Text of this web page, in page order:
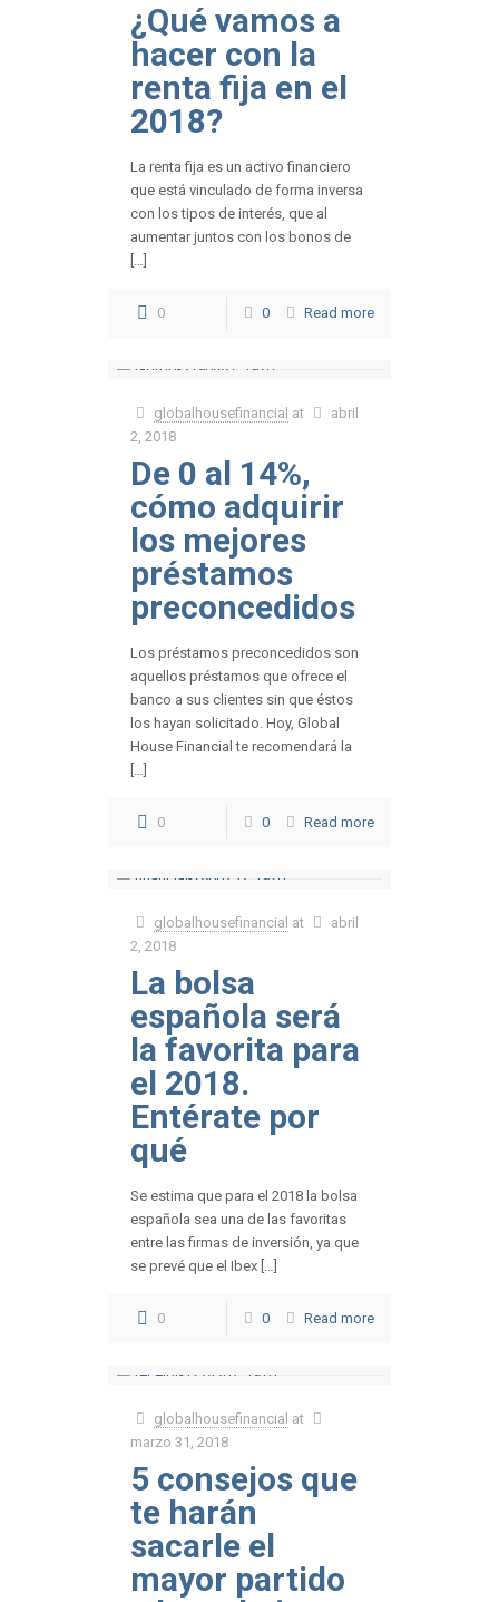
¿Qué vamos a
hacer con la
renta fija en el
2018?
La renta fija es un activo financiero
que está vinculado de forma inversa
con los tipos de interés, que al
aumentar juntos con los bonos de
[…]
0 0 Read more
globalhousefinancial at
abril
2, 2018
De 0 al 14%,
cómo adquirir
los mejores
préstamos
preconcedidos
Los préstamos preconcedidos son
aquellos préstamos que ofrece el
banco a sus clientes sin que éstos
los hayan solicitado. Hoy, Global
House Financial te recomendará la
[…]
0 0 Read more
globalhousefinancial at
abril
2, 2018
La bolsa
española será
la favorita para
el 2018.
Entérate por
qué
Se estima que para el 2018 la bolsa
española sea una de las favoritas
entre las firmas de inversión, ya que
se prevé que el Ibex […]
0 0 Read more
globalhousefinancial at
marzo 31, 2018
5 consejos que
te harán
sacarle el
mayor partido